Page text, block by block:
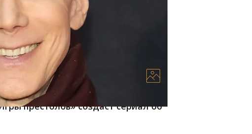
престолов» создаст сериал об